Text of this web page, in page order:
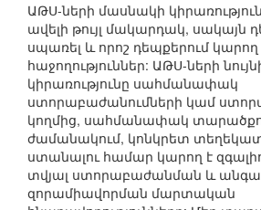
ԱԹՍ-ների մասնակի
ավելի թույլ մակարդակ, սակայն
սպառել և որոշ դեպքերում կարող
հաջողություններ: ԱԹՍ-ների
կիրառությունը սահմանափակ
ստորաբաժանումների կամ
կողմից, սահմանափակ
ժամանակում, կոնկրետ
ստանալու համար կարող է
տվյալ ստորաբաժանման և
զորամիավորման մարտական